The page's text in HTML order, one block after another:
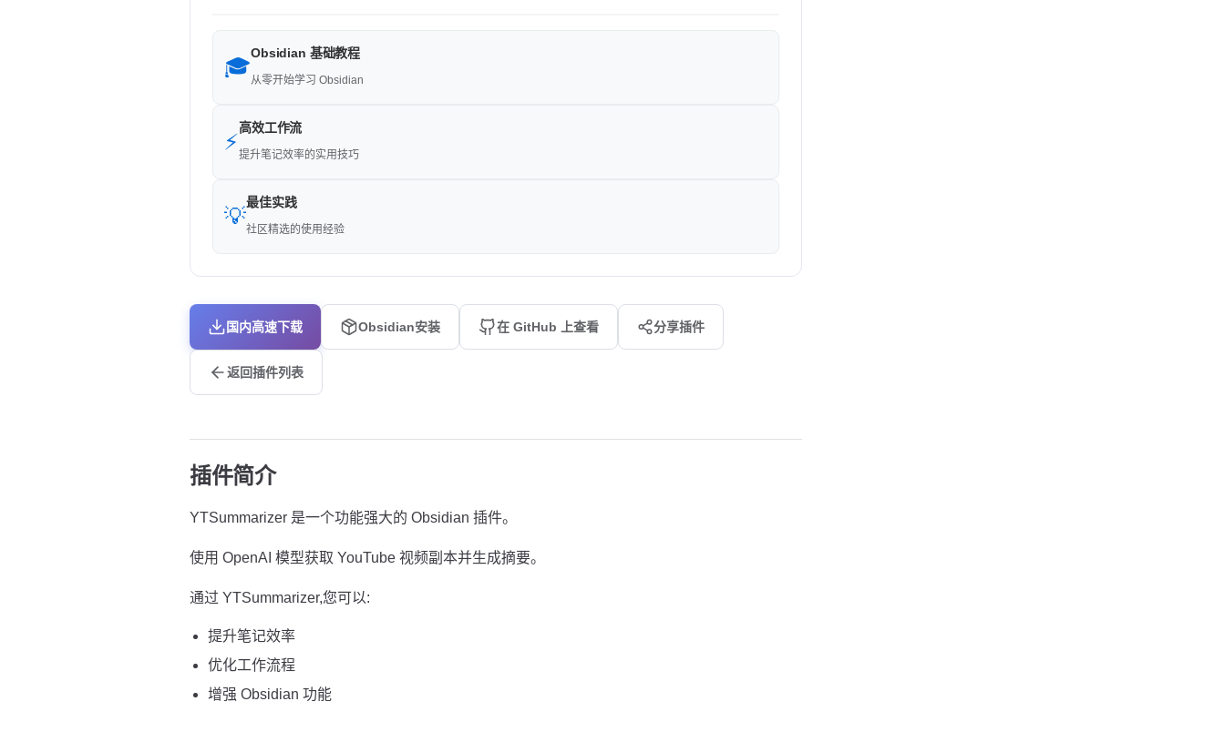
🎓
Obsidian 基础教程
从零开始学习 Obsidian
⚡
高效工作流
提升笔记效率的实用技巧
💡
最佳实践
社区精选的使用经验
国内高速下载 Obsidian安装 在 GitHub 上查看 分享插件
返回插件列表
插件简介
YTSummarizer 是一个功能强大的 Obsidian 插件。
使用 OpenAI 模型获取 YouTube 视频副本并生成摘要。
通过 YTSummarizer,您可以:
提升笔记效率
优化工作流程
增强 Obsidian 功能